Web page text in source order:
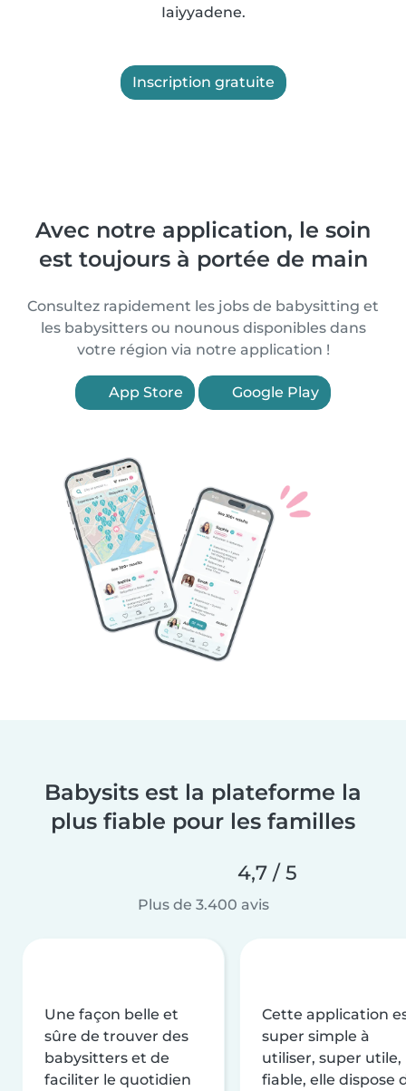
Iaiyyadene.
Inscription gratuite
Avec notre application, le soin
est toujours à portée de main
Consultez rapidement les jobs de babysitting et
les babysitters ou nounous disponibles dans
votre région via notre application !
App Store Google Play
Babysits est la plateforme la
plus fiable pour les familles
4,7 / 5
Plus de 3.400 avis
Une façon belle et
sûre de trouver des
babysitters et de
faciliter le quotidien
Cette application
super simple à
utiliser, super utile,
fiable, elle dispose